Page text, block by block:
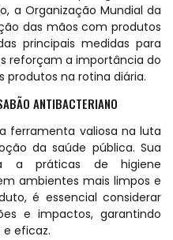
a Organização Mundial da
das mãos com produtos
principais medidas para
reforçam a importância do
produtos na rotina diária.
ANTIBACTERIANO
ferramenta valiosa na luta
da saúde pública. Sua
a práticas de higiene
ambientes mais limpos e
é essencial considerar
e impactos, garantindo
eficaz.